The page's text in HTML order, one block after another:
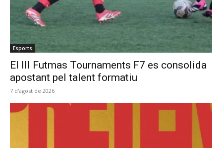
Esports
El III Futmas Tournaments F7 es consolida
apostant pel talent formatiu
7 d'agost de 2026